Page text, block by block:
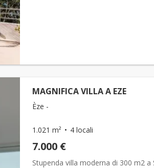
MAGNIFICA VILLA A EZE
Èze -
1.021 m² 4 locali
7.000 €
Stupenda villa moderna di 300 m2